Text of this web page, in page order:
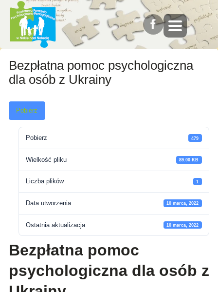
Bezpłatna pomoc psychologiczna
dla osób z Ukrainy
Pobierz
Pobierz 479
Wielkość pliku 89.00 KB
Liczba plików 1
Data utworzenia 10 marca, 2022
Ostatnia aktualizacja 10 marca, 2022
Bezpłatna pomoc
psychologiczna dla osób z